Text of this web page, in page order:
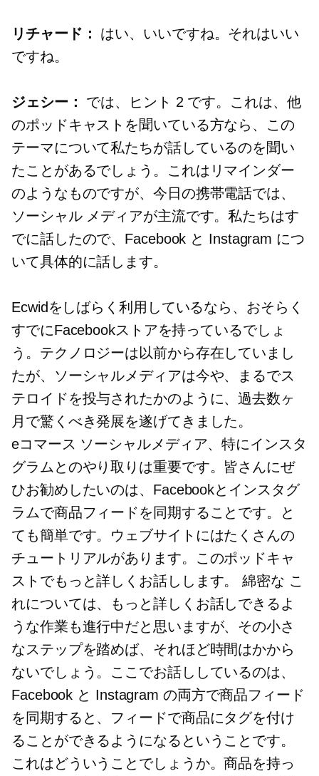
リチャード：
はい、いいですね。それはいい
ですね。
ジェシー：
では、ヒント 2 です。これは、他
のポッドキャストを聞いている方なら、この
テーマについて私たちが話しているのを聞い
たことがあるでしょう。これはリマインダー
のようなものですが、今日の携帯電話では、
ソーシャル メディアが主流です。私たちはす
でに話したので、Facebook と Instagram につ
いて具体的に話します。
Ecwidをしばらく利用しているなら、おそらく
すでにFacebookストアを持っているでしょ
う。テクノロジーは以前から存在していまし
たが、ソーシャルメディアは今や、まるでス
テロイドを投与されたかのように、過去数ヶ
月で驚くべき発展を遂げてきました。
eコマース ソーシャルメディア、特にインスタ
グラムとのやり取りは重要です。皆さんにぜ
ひお勧めしたいのは、Facebookとインスタグ
ラムで商品フィードを同期することです。と
ても簡単です。ウェブサイトにはたくさんの
チュートリアルがあります。このポッドキャ
ストでもっと詳しくお話しします。綿密な こ
れについては、もっと詳しくお話しできるよ
うな作業も進行中だと思いますが、その小さ
なステップを踏めば、それほど時間はかから
ないでしょう。ここでお話ししているのは、
Facebook と Instagram の両方で商品フィード
を同期すると、フィードで商品にタグを付け
ることができるようになるということです。
これはどういうことでしょうか。商品を持っ